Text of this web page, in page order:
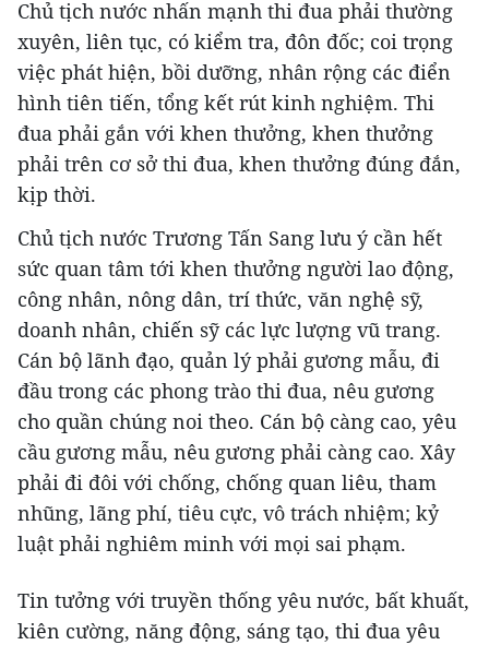
Chủ tịch nước nhấn mạnh thi đua phải thường
xuyên, liên tục, có kiểm tra, đôn đốc; coi trọng
việc phát hiện, bồi dưỡng, nhân rộng các điển
hình tiên tiến, tổng kết rút kinh nghiệm. Thi
đua phải gắn với khen thưởng, khen thưởng
phải trên cơ sở thi đua, khen thưởng đúng đắn,
kịp thời.
Chủ tịch nước Trương Tấn Sang lưu ý cần hết
sức quan tâm tới khen thưởng người lao động,
công nhân, nông dân, trí thức, văn nghệ sỹ,
doanh nhân, chiến sỹ các lực lượng vũ trang.
Cán bộ lãnh đạo, quản lý phải gương mẫu, đi
đầu trong các phong trào thi đua, nêu gương
cho quần chúng noi theo. Cán bộ càng cao, yêu
cầu gương mẫu, nêu gương phải càng cao. Xây
phải đi đôi với chống, chống quan liêu, tham
nhũng, lãng phí, tiêu cực, vô trách nhiệm; kỷ
luật phải nghiêm minh với mọi sai phạm.
Tin tưởng với truyền thống yêu nước, bất khuất,
kiên cường, năng động, sáng tạo, thi đua yêu